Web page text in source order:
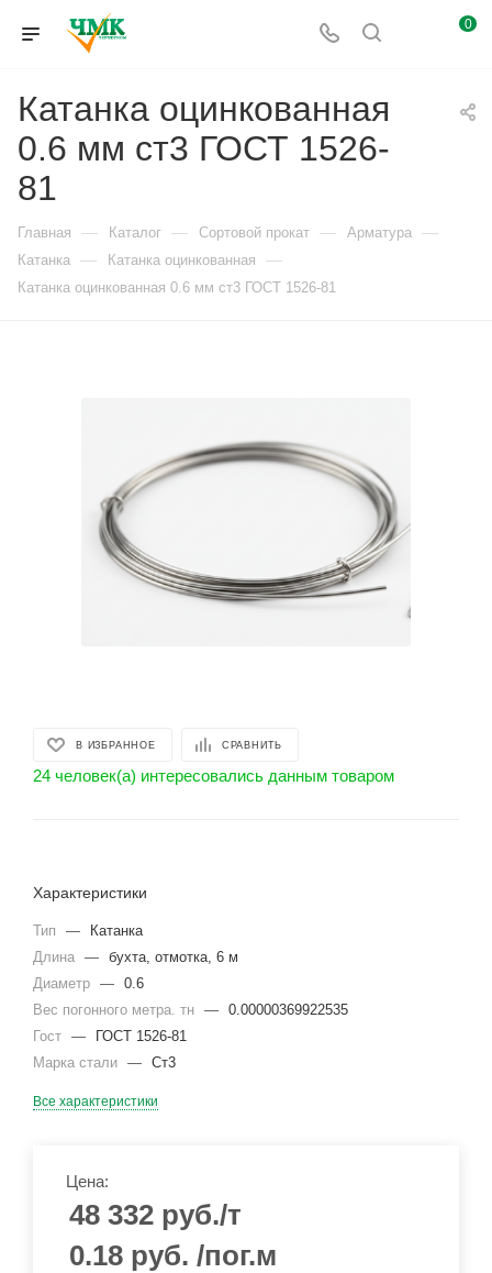
0
Катанка оцинкованная
0.6 мм ст3 ГОСТ 1526-
81
Главная — Каталог — Сортовой прокат — Арматура —
Катанка — Катанка оцинкованная —
Катанка оцинкованная 0.6 мм ст3 ГОСТ 1526-81
В ИЗБРАННОЕ СРАВНИТЬ
24 человек(а) интересовались данным товаром
Характеристики
Тип —
Катанка
Длина — бухта, отмотка, 6 м
Диаметр — 0.6
Вес погонного метра. тн — 0.00000369922535
Гост —
ГОСТ 1526-81
Марка стали — Ст3
Все характеристики
Цена:
48 332 руб./т
0.18 руб. /пог.м